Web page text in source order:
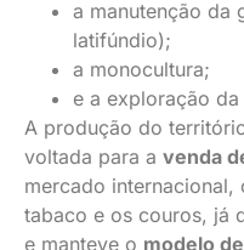
a manutenção da
latifúndio);
a monocultura;
e a exploração
A produção do
voltada para a venda
mercado
tabaco e os couros, já
e manteve o modelo